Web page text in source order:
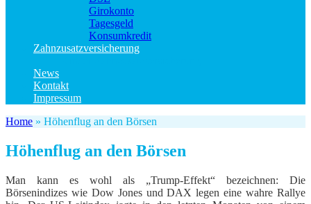
Girokonto
Tagesgeld
Konsumkredit
Zahnzusatzversicherung
News
Kontakt
Impressum
Home » Höhenflug an den Börsen
Höhenflug an den Börsen
Man kann es wohl als „Trump-Effekt“ bezeichnen: Die
Börsenindizes wie Dow Jones und DAX legen eine wahre Rallye